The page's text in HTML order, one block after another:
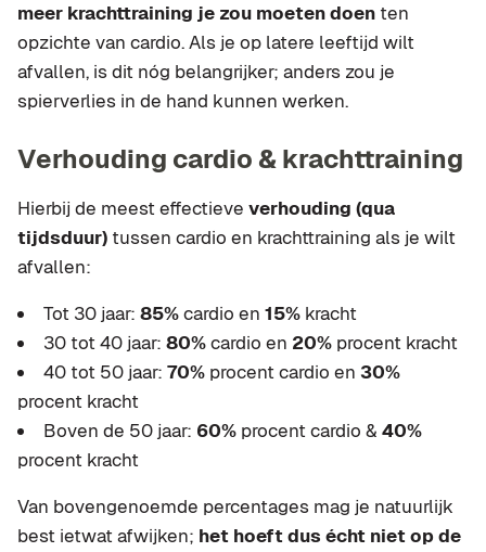
meer krachttraining je zou moeten doen ten
opzichte van cardio. Als je op latere leeftijd wilt
afvallen, is dit nóg belangrijker; anders zou je
spierverlies in de hand kunnen werken.
Verhouding cardio & krachttraining
Hierbij de meest effectieve verhouding (qua
tijdsduur) tussen cardio en krachttraining als je wilt
afvallen:
Tot 30 jaar: 85%cardio en 15% kracht
30 tot 40 jaar: 80%cardio en 20% procent kracht
40 tot 50 jaar: 70% procent cardio en 30%
procent kracht
Boven de 50 jaar: 60% procent cardio & 40%
procent kracht
Van bovengenoemde percentages mag je natuurlijk
best ietwat afwijken; het hoeft dus écht niet op de